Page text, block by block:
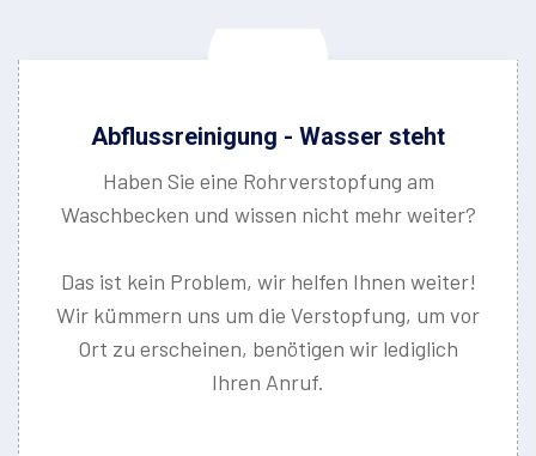
Abflussreinigung - Wasser steht
Haben Sie eine Rohrverstopfung am
Waschbecken und wissen nicht mehr weiter?
Das ist kein Problem, wir helfen Ihnen weiter!
Wir kümmern uns um die Verstopfung, um vor
Ort zu erscheinen, benötigen wir lediglich
Ihren Anruf.